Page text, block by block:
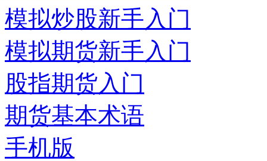
模拟炒股新手入门
模拟期货新手入门
股指期货入门
期货基本术语
手机版